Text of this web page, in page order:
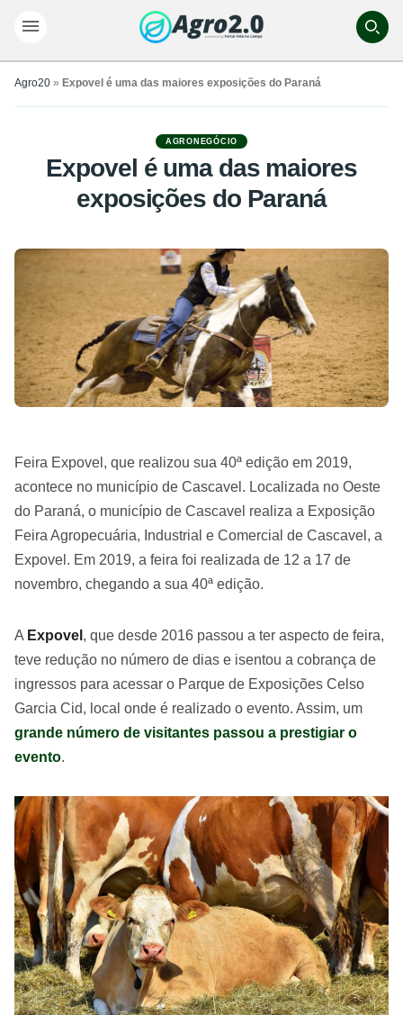
Agro20 » Expovel é uma das maiores exposições do Paraná
AGRONEGÓCIO
Expovel é uma das maiores
exposições do Paraná
Feira Expovel, que realizou sua 40ª edição em 2019,
acontece no município de Cascavel. Localizada no Oeste
do Paraná, o município de Cascavel realiza a Exposição
Feira Agropecuária, Industrial e Comercial de Cascavel, a
Expovel. Em 2019, a feira foi realizada de 12 a 17 de
novembro, chegando a sua 40ª edição.
A Expovel , que desde 2016 passou a ter aspecto de feira,
teve redução no número de dias e isentou a cobrança de
ingressos para acessar o Parque de Exposições Celso
Garcia Cid, local onde é realizado o evento. Assim, um
grande número de visitantes passou a prestigiar o
evento.